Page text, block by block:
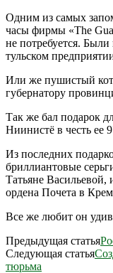
Одним из самых
часы фирмы «The
не потребуется.
тульском
Или же пушистый
губернатору
Так же бал подарок
Ниинистё в честь ее
Из последних
бриллиантовые
Татьяне Васильевой,
ордена Почета в
Все же любит он
Предыдущая статья
Следующая статья
тюрьма